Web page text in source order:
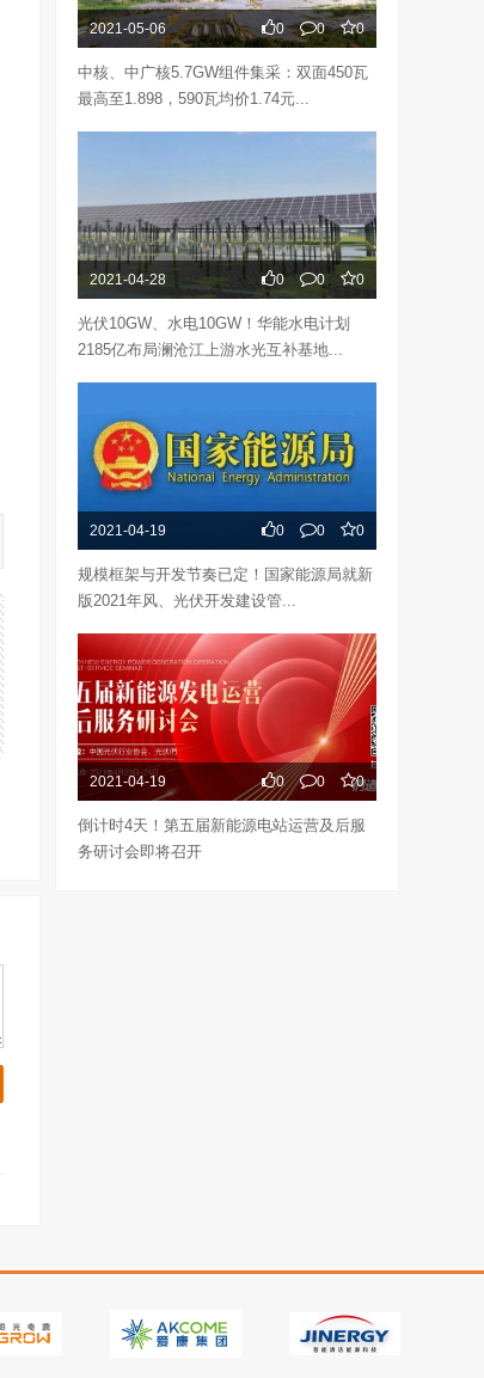
2021-05-06 0 0 0
中核、中广核5.7GW组件集采：双面450瓦
最高至1.898，590瓦均价1.74元...
2021-04-28 0 0 0
光伏10GW、水电10GW！华能水电计划
2185亿布局澜沧江上游水光互补基地...
2021-04-19 0 0 0
规模框架与开发节奏已定！国家能源局就新
版2021年风、光伏开发建设管...
2021-04-19 0 0 0
倒计时4天！第五届新能源电站运营及后服
务研讨会即将召开